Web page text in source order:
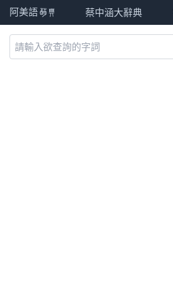
阿美語萌典 蔡中涵大辭典